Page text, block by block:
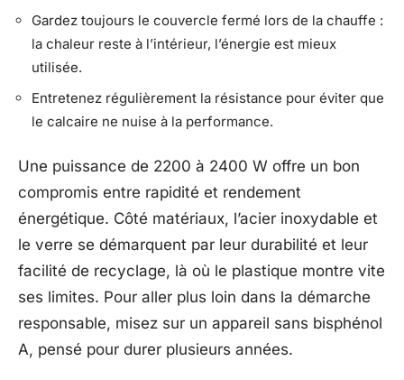
Gardez toujours le couvercle fermé lors de la chauffe :
la chaleur reste à l’intérieur, l’énergie est mieux
utilisée.
Entretenez régulièrement la résistance pour éviter que
le calcaire ne nuise à la performance.
Une puissance de 2200 à 2400 W offre un bon
compromis entre rapidité et rendement
énergétique. Côté matériaux, l’acier inoxydable et
le verre se démarquent par leur durabilité et leur
facilité de recyclage, là où le plastique montre vite
ses limites. Pour aller plus loin dans la démarche
responsable, misez sur un appareil sans bisphénol
A, pensé pour durer plusieurs années.